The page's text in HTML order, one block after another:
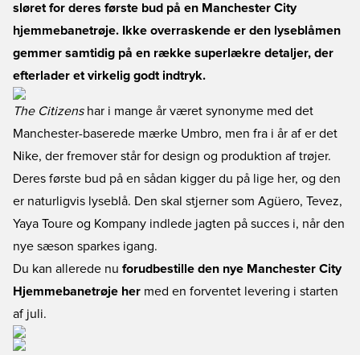
sløret for deres første bud på en Manchester City
hjemmebanetrøje. Ikke overraskende er den lyseblåmen
gemmer samtidig på en række superlækre detaljer, der
efterlader et virkelig godt indtryk.
The Citizenshar i mange år været synonyme med det
Manchester-baserede mærke Umbro, men fra i år af er det
Nike, der fremover står for design og produktion af trøjer.
Deres første bud på en sådan kigger du på lige her, og den
er naturligvis lyseblå. Den skal stjerner som Agüero, Tevez,
Yaya Toure og Kompany indlede jagten på succes i, når den
nye sæson sparkes igang.
Du kan allerede nu forudbestille den nye Manchester City
Hjemmebanetrøje her med en forventet levering i starten
af juli.